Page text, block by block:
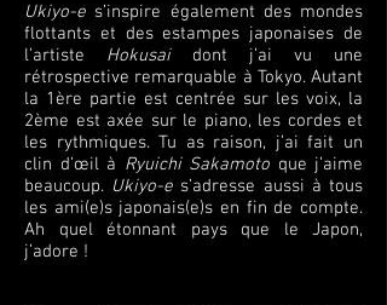
Ukiyo-e s’inspire également des mondes
flottants et des estampes japonaises de
l’artiste Hokusaidont j’ai vu une
rétrospective remarquable à Tokyo. Autant
la 1ère partie est centrée sur les voix, la
2ème est axée sur le piano, les cordes et
les rythmiques. Tu as raison, j’ai fait un
clin d’œil à Ryuichi Sakamoto que j’aime
beaucoup. Ukiyo-e s’adresse aussi à tous
les ami(e)s japonais(e)s en fin de compte.
Ah quel étonnant pays que le Japon,
j’adore !